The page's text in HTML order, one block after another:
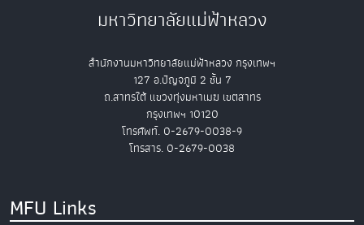
มหาวิทยาลัยแม่ฟ้าหลวง
สำนักงานมหาวิทยาลัยแม่ฟ้าหลวง กรุงเทพฯ
127 อ.ปัญจภูมิ 2 ชั้น 7
ถ.สาทรใต้ แขวงทุ่งมหาเมฆ เขตสาทร
กรุงเทพฯ 10120
โทรศัพท์. 0-2679-0038-9
โทรสาร. 0-2679-0038
MFU Links